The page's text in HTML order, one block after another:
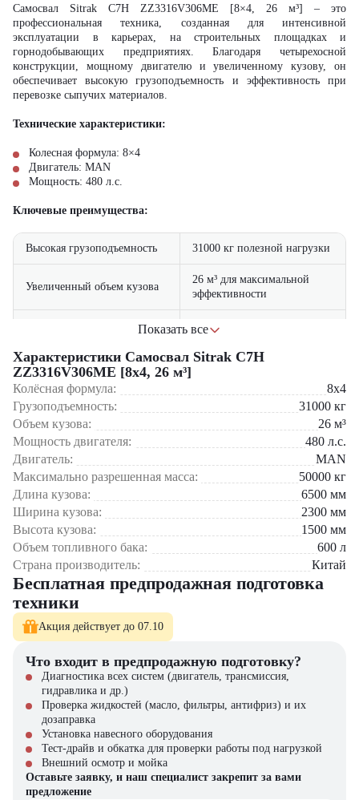
Самосвал Sitrak C7H ZZ3316V306ME [8×4, 26 м³] – это
профессиональная техника, созданная для интенсивной
эксплуатации в карьерах, на строительных площадках и
горнодобывающих предприятиях. Благодаря четырехосной
конструкции, мощному двигателю и увеличенному кузову, он
обеспечивает высокую грузоподъемность и эффективность при
перевозке сыпучих материалов.
Технические характеристики:
Колесная формула: 8×4
Двигатель: MAN
Мощность: 480 л.с.
Ключевые преимущества:
Высокая грузоподъемность 31000 кг полезной нагрузки
Увеличенный объем кузова
26 м³ для максимальной
эффективности
с увеличенным ресурсом
Проходимость
Комфорт водителя
эргономичная кабина с
климат-контролем
Сферы применения:
Карьерные и горнодобывающие работы
Строительство дорог и крупных объектов
Перевозка щебня, песка, грунта и других сыпучих материалов
Самосвал Sitrak C7H ZZ3316V306ME [8×4, 26 м³] можно
приобрести в компании «ЦТО» – официальном дилере
спецтехники. Мы предлагаем:
Новые самосвалы с полной гарантией
Гибкие условия лизинга
Профессиональное сервисное обслуживание
Оригинальные запчасти в наличии
Sitrak C7H 8×4 – максимальная производительность для вашего
бизнеса!
Показать все
Характеристики Самосвал Sitrak C7H
ZZ3316V306ME [8x4, 26 м³]
Колёсная формула:
8x4
Грузоподъемность:
31000 кг
Объем кузова:
26 м³
Мощность двигателя:
480 л.с.
Двигатель:
MAN
Максимально разрешенная масса:
50000 кг
Длина кузова:
6500 мм
Ширина кузова:
2300 мм
Высота кузова:
1500 мм
Объем топливного бака:
600 л
Страна производитель:
Китай
Бесплатная предпродажная подготовка
техники
Акция действует до 07.10
Что входит в предпродажную подготовку?
Диагностика всех систем (двигатель, трансмиссия,
гидравлика и др.)
Проверка жидкостей (масло, фильтры, антифриз) и их
дозаправка
Установка навесного оборудования
Тест-драйв и обкатка для проверки работы под нагрузкой
Внешний осмотр и мойка
Оставьте заявку, и наш специалист закрепит за вами
предложение